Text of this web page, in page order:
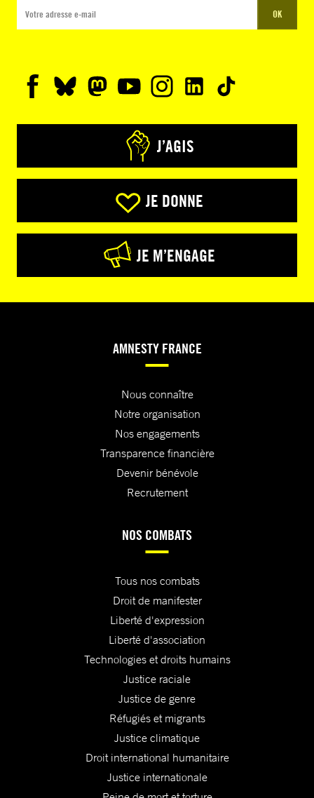
OK
J’AGIS
JE DONNE
JE M’ENGAGE
AMNESTY FRANCE
Nous connaître
Notre organisation
Nos engagements
Transparence financière
Devenir bénévole
Recrutement
NOS COMBATS
Tous nos combats
Droit de manifester
Liberté d'expression
Liberté d'association
Technologies et droits humains
Justice raciale
Justice de genre
Réfugiés et migrants
Justice climatique
Droit international humanitaire
Justice internationale